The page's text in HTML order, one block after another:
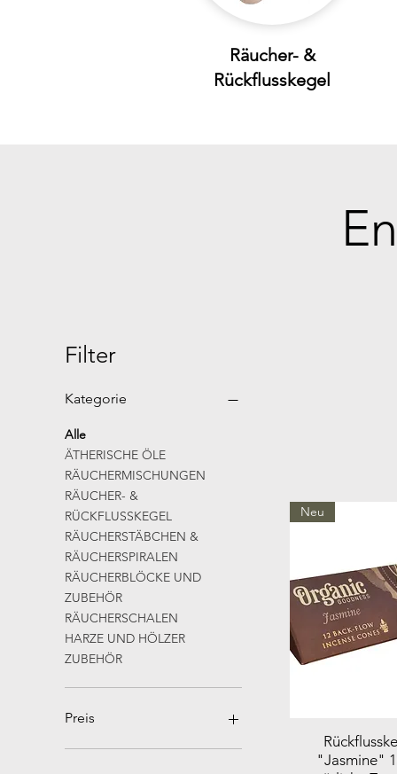
Räucher- &
Rückflusskegel
Filter
Kategorie
Alle
ÄTHERISCHE ÖLE
RÄUCHERMISCHUNGEN
RÄUCHER- &
RÜCKFLUSSKEGEL
RÄUCHERSTÄBCHEN &
RÄUCHERSPIRALEN
RÄUCHERBLÖCKE UND
ZUBEHÖR
RÄUCHERSCHALEN
HARZE UND HÖLZER
ZUBEHÖR
Preis
Neu
"Jasmine"